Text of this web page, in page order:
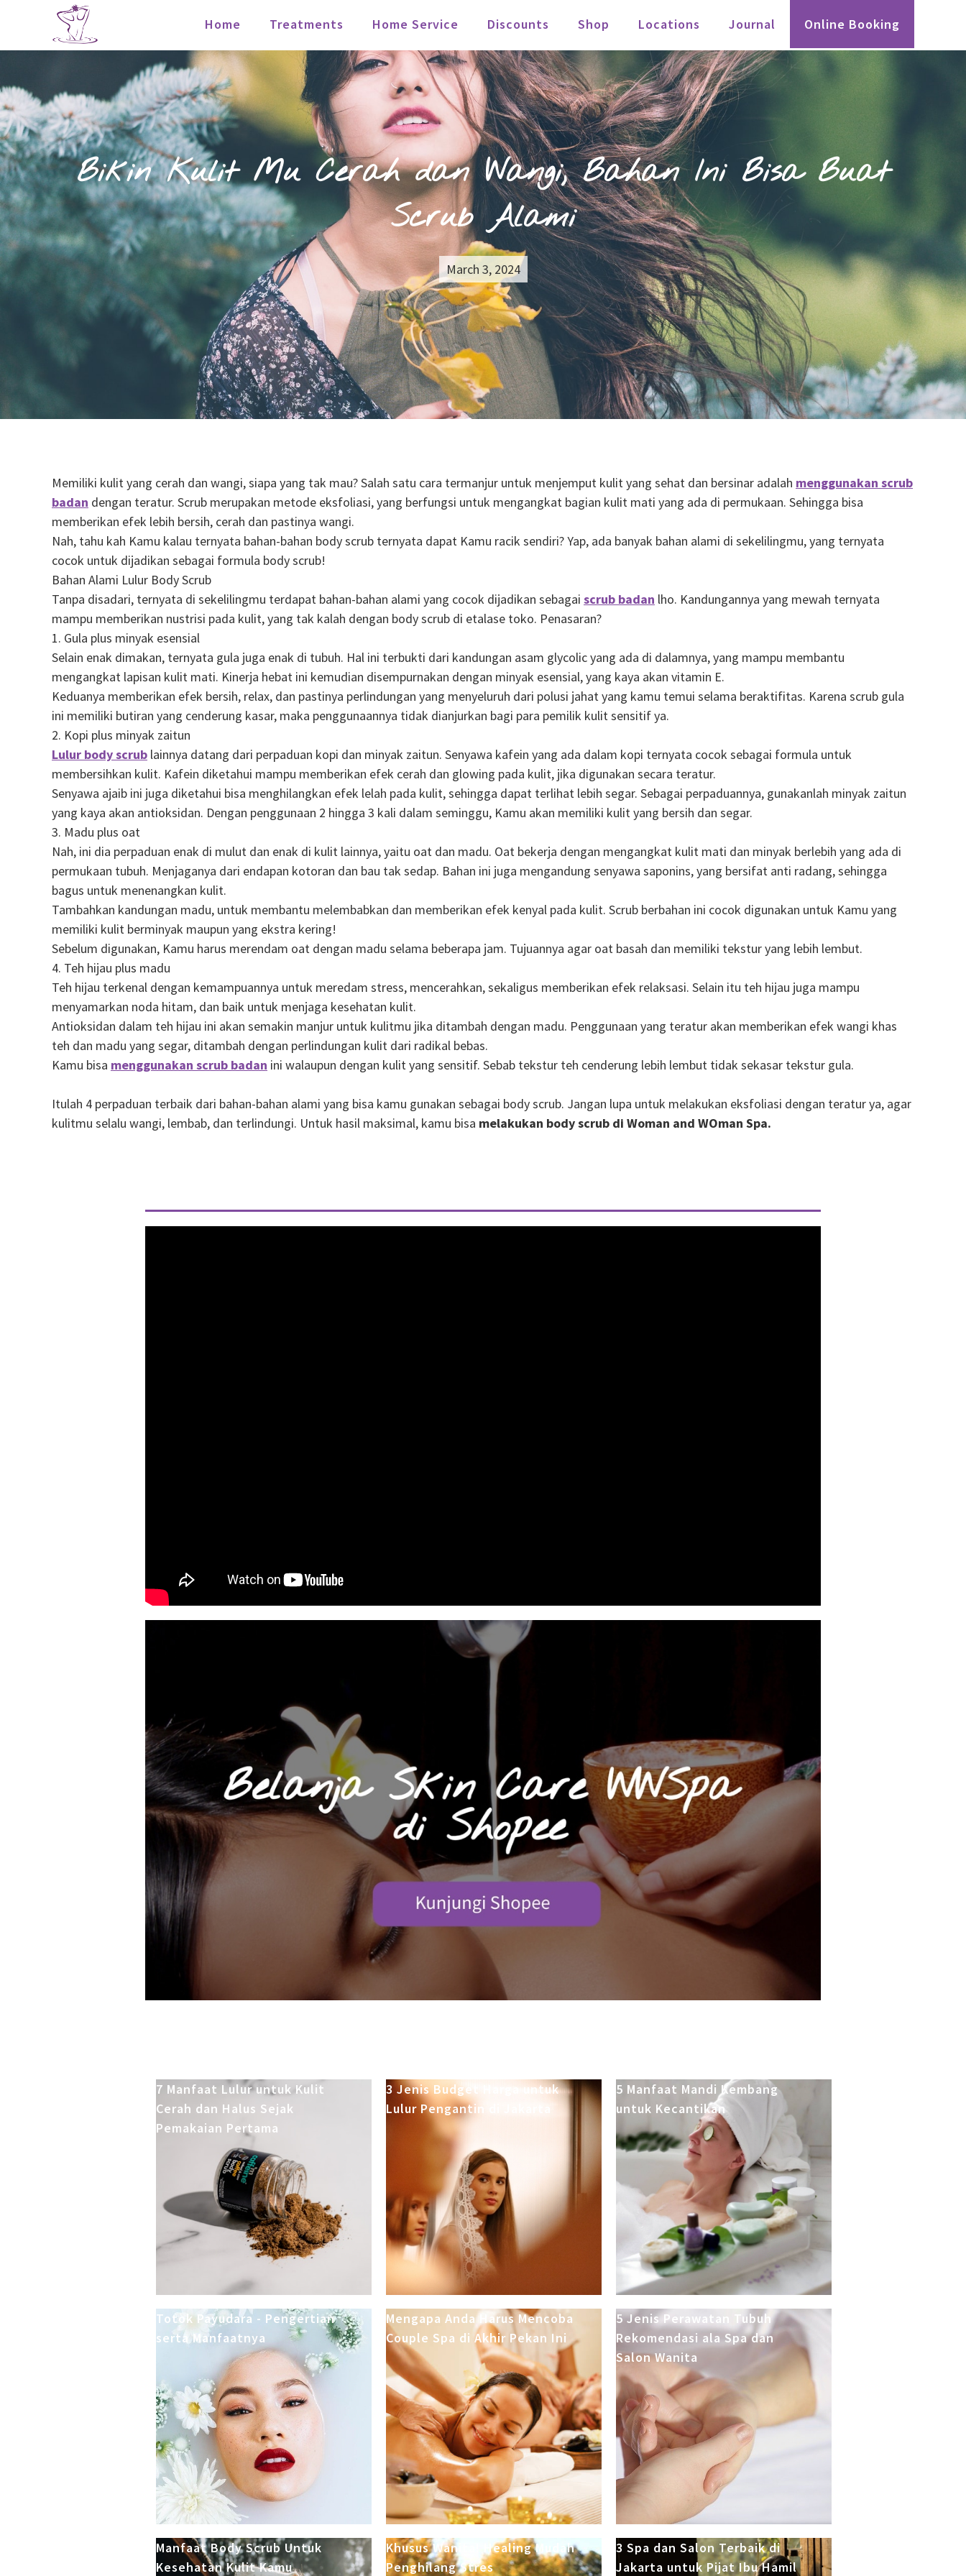
Home Treatments Home Service Discounts Shop Locations Journal Online Booking
Bikin Kulit Mu Cerah dan Wangi, Bahan Ini Bisa Buat
Scrub Alami
March 3, 2024
Memiliki kulit yang cerah dan wangi, siapa yang tak mau? Salah satu cara termanjur untuk menjemput kulit yang sehat dan bersinar adalah menggunakan scrub
badan dengan teratur. Scrub merupakan metode eksfoliasi, yang berfungsi untuk mengangkat bagian kulit mati yang ada di permukaan. Sehingga bisa
memberikan efek lebih bersih, cerah dan pastinya wangi.
Nah, tahu kah Kamu kalau ternyata bahan-bahan body scrub ternyata dapat Kamu racik sendiri? Yap, ada banyak bahan alami di sekelilingmu, yang ternyata
cocok untuk dijadikan sebagai formula body scrub!
Bahan Alami Lulur Body Scrub
Tanpa disadari, ternyata di sekelilingmu terdapat bahan-bahan alami yang cocok dijadikan sebagai scrub badan lho. Kandungannya yang mewah ternyata
mampu memberikan nustrisi pada kulit, yang tak kalah dengan body scrub di etalase toko. Penasaran?
1. Gula plus minyak esensial
Selain enak dimakan, ternyata gula juga enak di tubuh. Hal ini terbukti dari kandungan asam glycolic yang ada di dalamnya, yang mampu membantu
mengangkat lapisan kulit mati. Kinerja hebat ini kemudian disempurnakan dengan minyak esensial, yang kaya akan vitamin E.
Keduanya memberikan efek bersih, relax, dan pastinya perlindungan yang menyeluruh dari polusi jahat yang kamu temui selama beraktifitas. Karena scrub gula
ini memiliki butiran yang cenderung kasar, maka penggunaannya tidak dianjurkan bagi para pemilik kulit sensitif ya.
2. Kopi plus minyak zaitun
Lulur body scrub lainnya datang dari perpaduan kopi dan minyak zaitun. Senyawa kafein yang ada dalam kopi ternyata cocok sebagai formula untuk
membersihkan kulit. Kafein diketahui mampu memberikan efek cerah dan glowing pada kulit, jika digunakan secara teratur.
Senyawa ajaib ini juga diketahui bisa menghilangkan efek lelah pada kulit, sehingga dapat terlihat lebih segar. Sebagai perpaduannya, gunakanlah minyak zaitun
yang kaya akan antioksidan. Dengan penggunaan 2 hingga 3 kali dalam seminggu, Kamu akan memiliki kulit yang bersih dan segar.
3. Madu plus oat
Nah, ini dia perpaduan enak di mulut dan enak di kulit lainnya, yaitu oat dan madu. Oat bekerja dengan mengangkat kulit mati dan minyak berlebih yang ada di
permukaan tubuh. Menjaganya dari endapan kotoran dan bau tak sedap. Bahan ini juga mengandung senyawa saponins, yang bersifat anti radang, sehingga
bagus untuk menenangkan kulit.
Tambahkan kandungan madu, untuk membantu melembabkan dan memberikan efek kenyal pada kulit. Scrub berbahan ini cocok digunakan untuk Kamu yang
memiliki kulit berminyak maupun yang ekstra kering!
Sebelum digunakan, Kamu harus merendam oat dengan madu selama beberapa jam. Tujuannya agar oat basah dan memiliki tekstur yang lebih lembut.
4. Teh hijau plus madu
Teh hijau terkenal dengan kemampuannya untuk meredam stress, mencerahkan, sekaligus memberikan efek relaksasi. Selain itu teh hijau juga mampu
menyamarkan noda hitam, dan baik untuk menjaga kesehatan kulit.
Antioksidan dalam teh hijau ini akan semakin manjur untuk kulitmu jika ditambah dengan madu. Penggunaan yang teratur akan memberikan efek wangi khas
teh dan madu yang segar, ditambah dengan perlindungan kulit dari radikal bebas.
Kamu bisa menggunakan scrub badan ini walaupun dengan kulit yang sensitif. Sebab tekstur teh cenderung lebih lembut tidak sekasar tekstur gula.
Itulah 4 perpaduan terbaik dari bahan-bahan alami yang bisa kamu gunakan sebagai body scrub. Jangan lupa untuk melakukan eksfoliasi dengan teratur ya, agar
kulitmu selalu wangi, lembab, dan terlindungi. Untuk hasil maksimal, kamu bisa melakukan body scrub di Woman and WOman Spa.
7 Manfaat Lulur untuk Kulit
Cerah dan Halus Sejak
Pemakaian Pertama
3 Jenis Budget Harga untuk
Lulur Pengantin di Jakarta
5 Manfaat Mandi Kembang
untuk Kecantikan
Totok Payudara - Pengertian
serta Manfaatnya
Mengapa Anda Harus Mencoba
Couple Spa di Akhir Pekan Ini
5 Jenis Perawatan Tubuh
Rekomendasi ala Spa dan
Salon Wanita
Manfaat Body Scrub Untuk
Kesehatan Kulit Kamu
Khusus Wanita! Healing Mudah
Penghilang Stres
3 Spa dan Salon Terbaik di
Jakarta untuk Pijat Ibu Hamil